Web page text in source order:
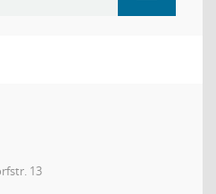
13